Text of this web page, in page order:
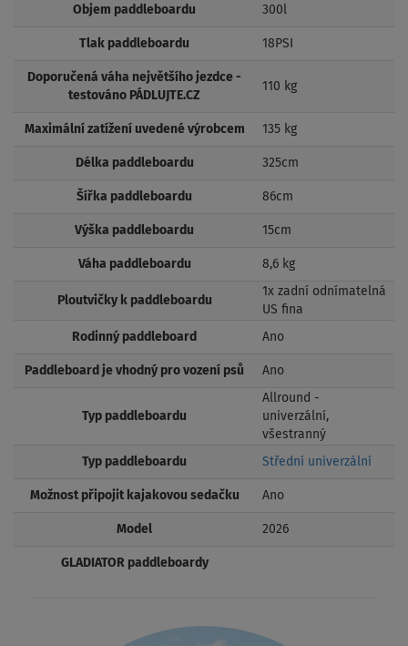
Objem paddleboardu 300l
Tlak paddleboardu 18PSI
Doporučená váha největšího jezdce -
testováno PÁDLUJTE.CZ
110 kg
Maximální zatížení uvedené výrobcem 135 kg
Délka paddleboardu 325cm
Šířka paddleboardu 86cm
Výška paddleboardu 15cm
Váha paddleboardu 8,6 kg
Ploutvičky k paddleboardu
1x zadní odnímatelná
US fina
Rodinný paddleboard Ano
Paddleboard je vhodný pro vození psů Ano
Typ paddleboardu
Allround -
univerzální,
všestranný
Typ paddleboardu Střední univerzální
Možnost připojit kajakovou sedačku Ano
Model 2026
GLADIATOR paddleboardy